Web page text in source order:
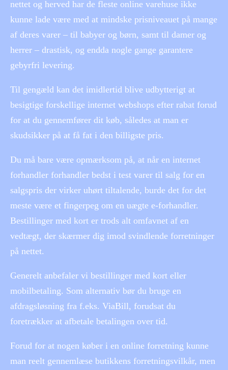
nettet og herved har de fleste online varehuse ikke
kunne lade være med at mindske prisniveauet på mange
af deres varer – til babyer og børn, samt til damer og
herrer – drastisk, og endda nogle gange garantere
gebyrfri levering.
Til gengæld kan det imidlertid blive udbytterigt at
besigtige forskellige internet webshops efter rabat forud
for at du gennemfører dit køb, således at man er
skudsikker på at få fat i den billigste pris.
Du må bare være opmærksom på, at når en internet
forhandler forhandler bedst i test varer til salg for en
salgspris der virker uhørt tiltalende, burde det for det
meste være et fingerpeg om en uægte e-forhandler.
Bestillinger med kort er trods alt omfavnet af en
vedtægt, der skærmer dig imod svindlende forretninger
på nettet.
Generelt anbefaler vi bestillinger med kort eller
mobilbetaling. Som alternativ bør du bruge en
afdragsløsning fra f.eks. ViaBill, forudsat du
foretrækker at afbetale betalingen over tid.
Forud for at nogen køber i en online forretning kunne
man reelt gennemlæse butikkens forretningsvilkår, men